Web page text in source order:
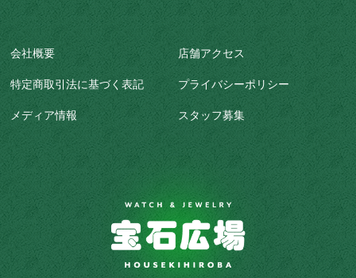
会社概要 店舗アクセス
特定商取引法に基づく表記 プライバシーポリシー
メディア情報 スタッフ募集